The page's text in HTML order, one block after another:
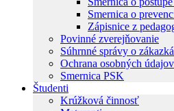
Smernica o
Zápisnice z
Povinné zverejňovanie
Súhrnné správy o
Ochrana osobných údajov
Smernica PSK
Študenti
Krúžková činnosť